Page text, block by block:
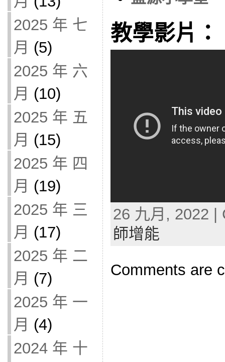
2025 年 七
月 (5)
2025 年 六
月 (10)
2025 年 五
月 (15)
2025 年 四
月 (19)
2025 年 三
月 (17)
2025 年 二
月 (7)
2025 年 一
月 (4)
2024 年 十
教學影片：
26 九月, 2022
師增能
Comments are